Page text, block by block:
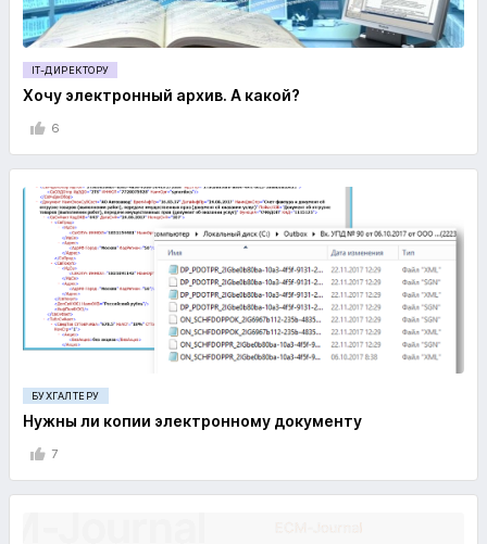
IT-ДИРЕКТОРУ
Хочу электронный архив. А какой?
6
БУХГАЛТЕРУ
Нужны ли копии электронному документу
7